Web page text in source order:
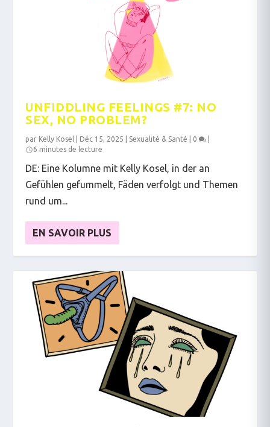
UNFIDDLING FEELINGS #7: NO
SEX, NO PROBLEM?
par Kelly Kosel Déc 15, 2025 Sexualité & Santé 0
6 minutes de lecture
DE: Eine Kolumne mit Kelly Kosel, in der an
Gefühlen gefummelt, Fäden verfolgt und Themen
rund um...
EN SAVOIR PLUS